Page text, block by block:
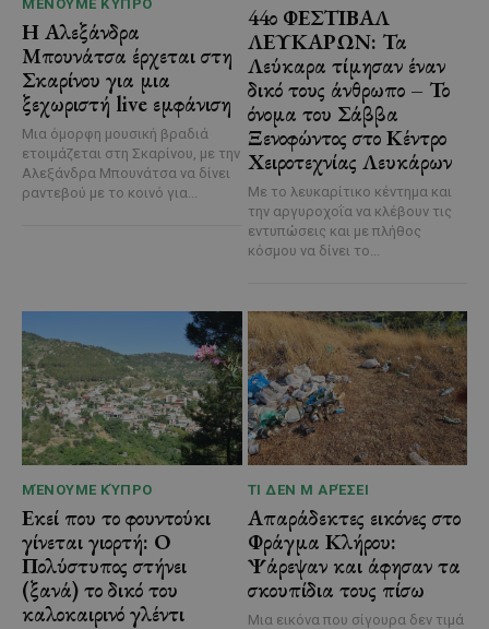
ΜΈΝΟΥΜΕ ΚΎΠΡΟ
Η Αλεξάνδρα
Μπουνάτσα έρχεται στη
Σκαρίνου για μια
ξεχωριστή live εμφάνιση
Μια όμορφη μουσική βραδιά
ετοιμάζεται στη Σκαρίνου, με την
Αλεξάνδρα Μπουνάτσα να δίνει
ραντεβού με το κοινό για...
44ο ΦΕΣΤΙΒΑΛ
ΛΕΥΚΑΡΩΝ: Τα
Λεύκαρα τίμησαν έναν
δικό τους άνθρωπο – Το
όνομα του Σάββα
Ξενοφώντος στο Κέντρο
Χειροτεχνίας Λευκάρων
Με το λευκαρίτικο κέντημα και
την αργυροχοΐα να κλέβουν τις
εντυπώσεις και με πλήθος
κόσμου να δίνει το...
ΜΈΝΟΥΜΕ ΚΎΠΡΟ
Εκεί που το φουντούκι
γίνεται γιορτή: Ο
Πολύστυπος στήνει
(ξανά) το δικό του
καλοκαιρινό γλέντι
ΤΙ ΔΕΝ Μ ΑΡΈΣΕΙ
Απαράδεκτες εικόνες στο
Φράγμα Κλήρου:
Ψάρεψαν και άφησαν τα
σκουπίδια τους πίσω
Μια εικόνα που σίγουρα δεν τιμά